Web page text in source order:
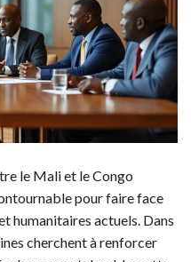
le Mali et le Congo
pour faire face
humanitaires actuels. Dans
cherchent à renforcer